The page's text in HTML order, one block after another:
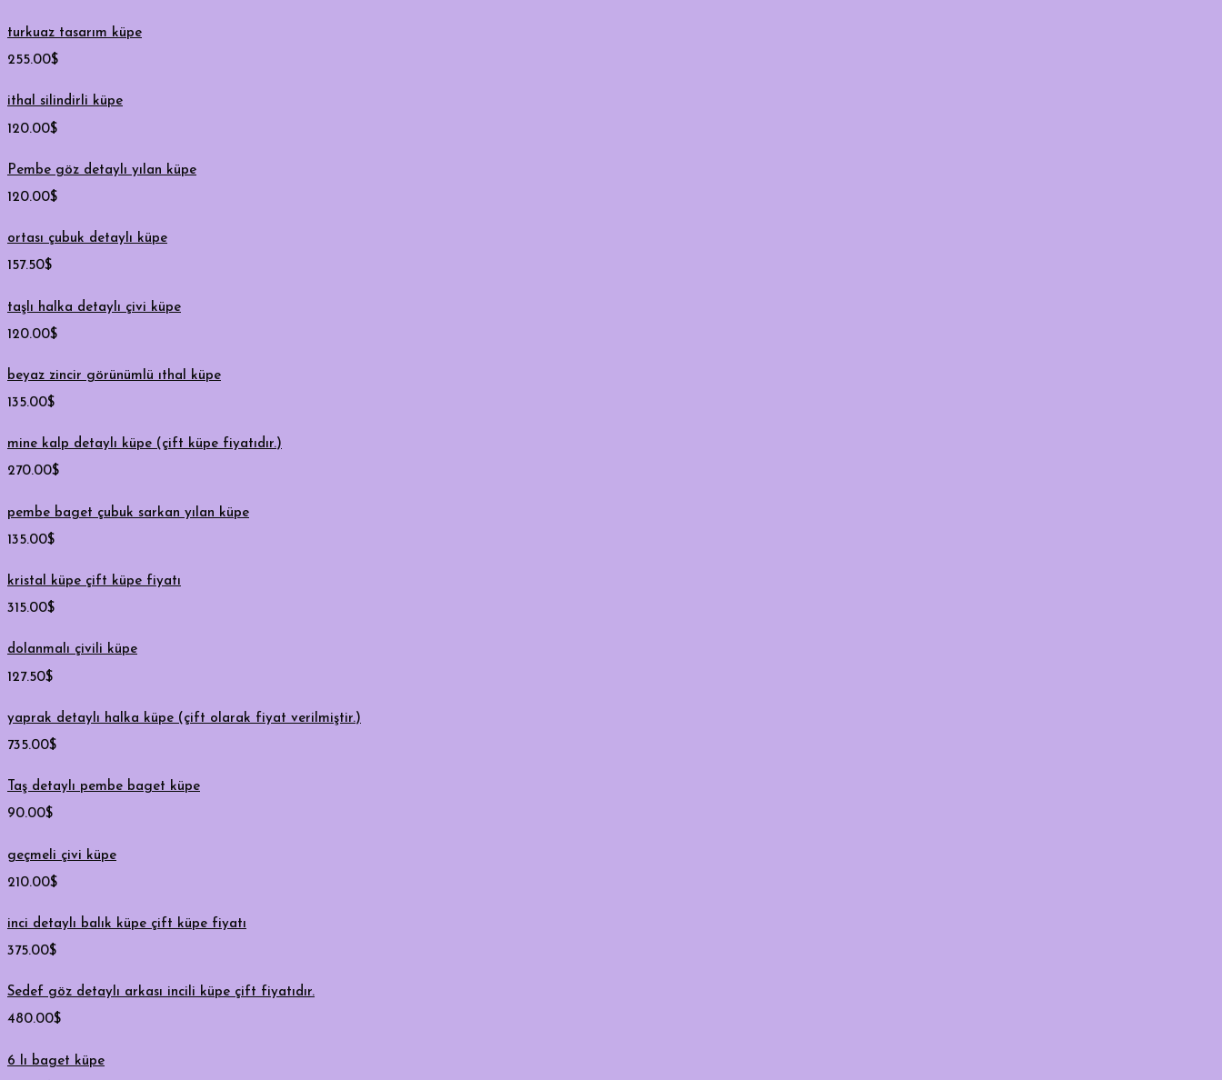
turkuaz tasarım küpe
255.00$
ithal silindirli küpe
120.00$
Pembe göz detaylı yılan küpe
120.00$
ortası çubuk detaylı küpe
157.50$
taşlı halka detaylı çivi küpe
120.00$
beyaz zincir görünümlü ıthal küpe
135.00$
mine kalp detaylı küpe (çift küpe fiyatıdır.)
270.00$
pembe baget çubuk sarkan yılan küpe
135.00$
kristal küpe çift küpe fiyatı
315.00$
dolanmalı çivili küpe
127.50$
yaprak detaylı halka küpe (çift olarak fiyat verilmiştir.)
735.00$
Taş detaylı pembe baget küpe
90.00$
geçmeli çivi küpe
210.00$
inci detaylı balık küpe çift küpe fiyatı
375.00$
Sedef göz detaylı arkası incili küpe çift fiyatıdır.
480.00$
6 lı baget küpe